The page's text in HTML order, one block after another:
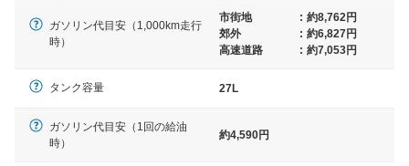
ガソリン代目安（1,000km走行
時）
市街地 : 約8,762円
郊外
: 約6,827円
高速道路
: 約7,053円
タンク容量 27L
ガソリン代目安（1回の給油
時）
約4,590円